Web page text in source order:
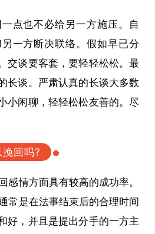
点也不必给另一方施压。自
一方断决联络。假如早已分
交谈要客套，要轻轻松松。最
长谈。严肃认真的长谈大多数
小闲聊，轻轻松松友善的。尽
回吗?
感情方面具有较高的成功率。
常是在法事结束后的合理时间
好，并且是提出分手的一方主